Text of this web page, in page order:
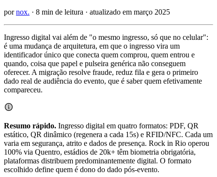
pornox. · 8 min de leitura · atualizado em março 2025
Ingresso digital vai além de "o mesmo ingresso, só que no celular":
é uma mudança de arquitetura, em que o ingresso vira um
identificador único que conecta quem comprou, quem entrou e
quando, coisa que papel e pulseira genérica não conseguem
oferecer. A migração resolve fraude, reduz fila e gera o primeiro
dado real de audiência do evento, que é saber quem efetivamente
compareceu.
Resumo rápido. Ingresso digital em quatro formatos: PDF, QR
estático, QR dinâmico (regenera a cada 15s) e RFID/NFC. Cada um
varia em segurança, atrito e dados de presença. Rock in Rio operou
100% via Quentro, estádios de 20k+ têm biometria obrigatória,
plataformas distribuem predominantemente digital. O formato
escolhido define quem é dono do dado pós-evento.